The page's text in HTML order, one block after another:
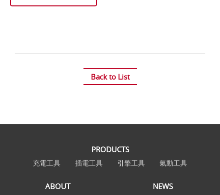
Back to List
PRODUCTS
充電工具 插電工具 引擎工具 氣動工具
ABOUT NEWS